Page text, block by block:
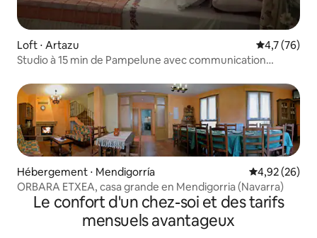
Loft ⋅ Artazu Évaluation
4,7 (76)
Studio à 15 min de Pampelune avec communication
Hébergement ⋅ Mendigorría Évaluation
4,92 (26)
ORBARA ETXEA, casa grande en Mendigorria (Navarra)
Le confort d'un chez-soi et des tarifs
mensuels avantageux